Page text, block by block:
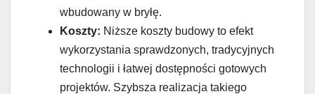
wbudowany w bryłę.
Koszty: Niższe koszty budowy to efekt
wykorzystania sprawdzonych, tradycyjnych
technologii i łatwej dostępności gotowych
projektów. Szybsza realizacja takiego